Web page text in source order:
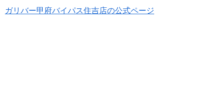
ガリバー甲府バイパス住吉店の公式ページ